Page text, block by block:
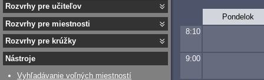
Pondelok
8:10
9:00
Rozvrhy pre učiteľov
Rozvrhy pre miestnosti
Rozvrhy pre krúžky
Nástroje
Vyhľadávanie voľných miestností